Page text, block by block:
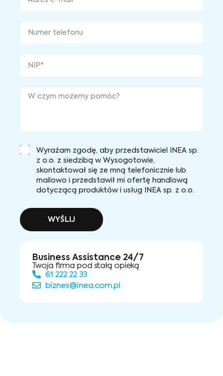
Wyrażam zgodę, aby przedstawiciel INEA sp.
z o.o. z siedzibą w Wysogotowie,
skontaktował się ze mną telefonicznie lub
mailowo i przedstawił mi ofertę handlową
dotyczącą produktów i usług INEA sp. z o.o.
WYŚLIJ
Business Assistance 24/7
Twoja firma pod stałą opieką
61 222 22 33
biznes@inea.com.pl